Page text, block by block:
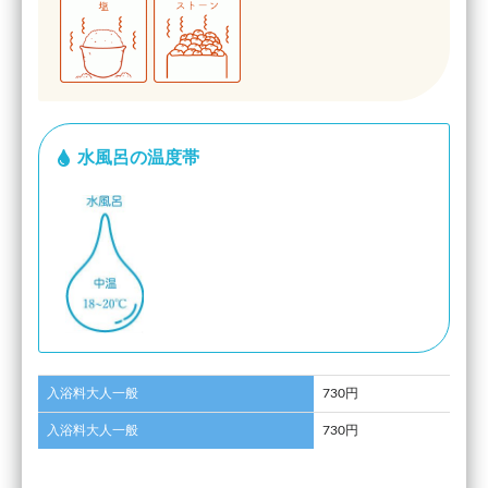
水風呂の温度帯
入浴料大人一般 730円
入浴料大人一般 730円